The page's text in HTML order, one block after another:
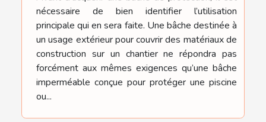
nécessaire de bien identifier l’utilisation
principale qui en sera faite. Une bâche destinée à
un usage extérieur pour couvrir des matériaux de
construction sur un chantier ne répondra pas
forcément aux mêmes exigences qu’une bâche
imperméable conçue pour protéger une piscine
ou...